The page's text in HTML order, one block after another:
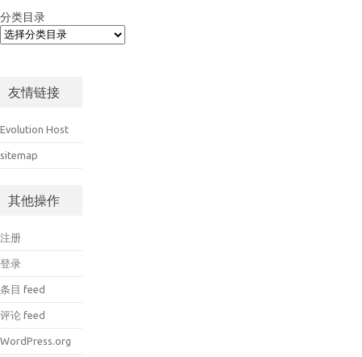
分类目录
友情链接
Evolution Host
sitemap
其他操作
注册
登录
条目 feed
评论 feed
WordPress.org